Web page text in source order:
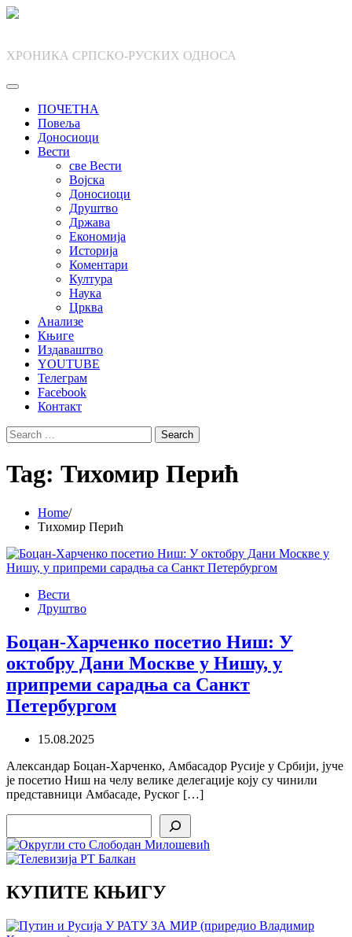
Skip
ХРОНИКА СРПСКО-РУСКИХ ОДНОСА
ПОЧЕТНА
Повеља
Доносиоци
Вести
све Вести
Војска
Доносиоци
Друштво
Држава
Економија
Историја
Коментари
Култура
Наука
Црква
Анализе
Књиге
Издаваштво
YOUTUBE
Телеграм
Facebook
Контакт
Search
for:
Tag: Тихомир Перић
Home
Тихомир Перић
Вести
Друштво
Боцан-Харченко посетио Ниш: У
октобру Дани Москве у Нишу, у
припреми сарадња са Санкт
Петербургом
15.08.2025
Александар Боцан-Харченко, Aмбасадор Русије у Србији, јуче
је посетио Ниш на челу велике делегације коју су чинили
представници Амбасаде, Руског […]
КУПИТЕ КЊИГУ